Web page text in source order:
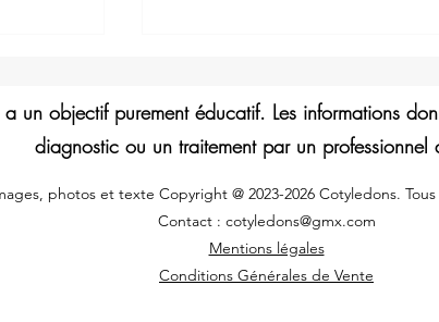
Qu'est-ce que l'herboristerie et
comment fonctionnent les
un objectif purement éducatif. Les informations
diagnostic ou un traitement par un professionnel
photos et texte Copyright @ 2023-2026 Cotyledons.
Contact : cotyledons@gmx.com
Mentions légales
Conditions Générales de Vente